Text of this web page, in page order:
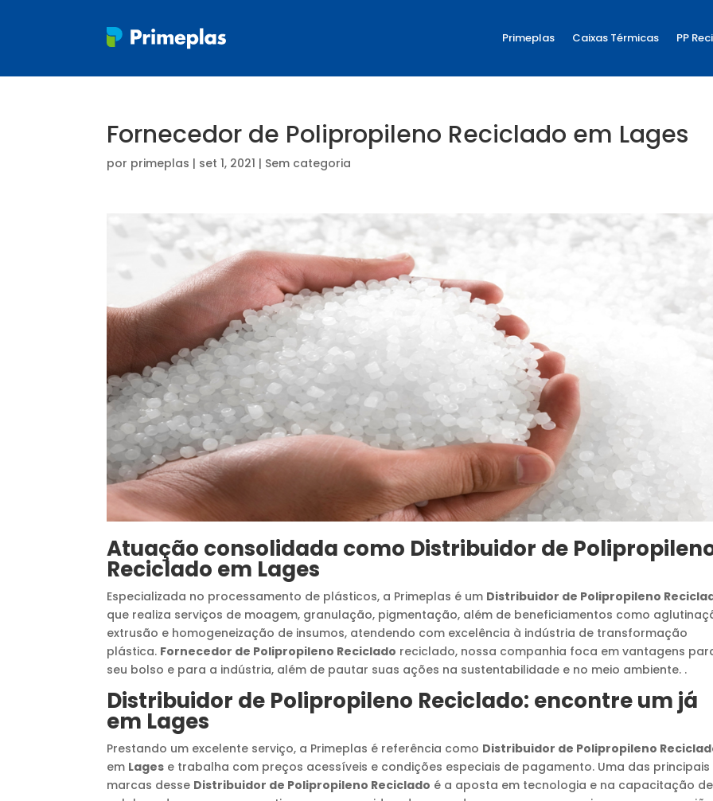
Primeplas Caixas Térmicas PP
Fornecedor de Polipropileno Reciclado em Lages
por primeplas | set 1, 2021 | Sem categoria
Atuação consolidada como Distribuidor de
Reciclado em Lages
Especializada no processamento de plásticos, a Primeplas é um Distribuidor de Polipropileno
que realiza serviços de moagem, granulação, pigmentação, além de beneficiamentos como
extrusão e homogeneização de insumos, atendendo com excelência à indústria de transformação
plástica. Fornecedor de Polipropileno Reciclado reciclado, nossa companhia foca em vantagens
seu bolso e para a indústria, além de pautar suas ações na sustentabilidade e no meio ambiente. .
Distribuidor de Polipropileno Reciclado: encontre um já
em Lages
Prestando um excelente serviço, a Primeplas é referência como Distribuidor de Polipropileno
em Lages e trabalha com preços acessíveis e condições especiais de pagamento. Uma das principais
marcas desse Distribuidor de Polipropileno Reciclado é a aposta em tecnologia e na capacitação de